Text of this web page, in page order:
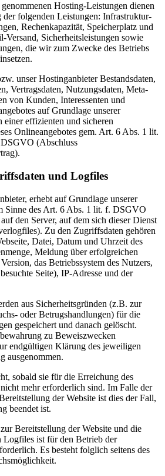
Hosting-Leistungen dienen
folgenden Leistungen: Infrastruktur-
Rechenkapazität, Speicherplatz und
Versand, Sicherheitsleistungen sowie
die wir zum Zwecke des Betriebs
unser Hostinganbieter Bestandsdaten,
Vertragsdaten, Nutzungsdaten, Meta-
von Kunden, Interessenten und
auf Grundlage unserer
einer effizienten und sicheren
Onlineangebotes gem. Art. 6 Abs. 1 lit.
(Abschluss
und Logfiles
erhebt auf Grundlage unserer
Sinne des Art. 6 Abs. 1 lit. f. DSGVO
den Server, auf dem sich dieser Dienst
Zu den Zugriffsdaten gehören
Datei, Datum und Uhrzeit des
Meldung über erfolgreichen
das Betriebssystem des Nutzers,
Seite), IP-Adresse und der
aus Sicherheitsgründen (z.B. zur
oder Betrugshandlungen) für die
gespeichert und danach gelöscht.
zu Beweiszwecken
endgültigen Klärung des jeweiligen
ausgenommen.
sobald sie für die Erreichung des
mehr erforderlich sind. Im Falle der
der Website ist dies der Fall,
beendet ist.
Bereitstellung der Website und die
Logfiles ist für den Betrieb der
Es besteht folglich seitens des